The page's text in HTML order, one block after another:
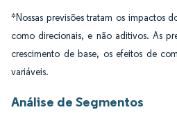
*Nossas previsões tratam os impactos
como direcionais, e não aditivos. As
crescimento de base, os efeitos de
variáveis.
Análise de Segmentos